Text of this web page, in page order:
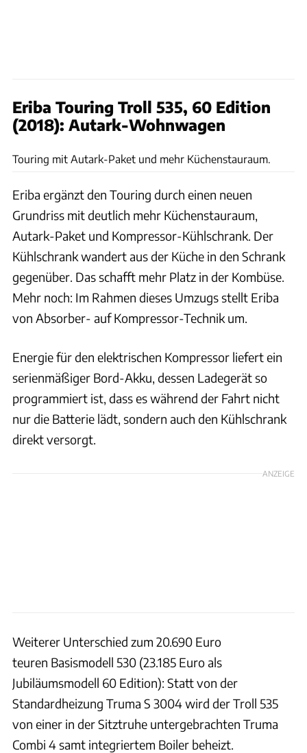
Eriba Touring Troll 535, 60 Edition
(2018): Autark-Wohnwagen
Touring mit Autark-Paket und mehr Küchenstauraum.
Eriba ergänzt den Touring durch einen neuen
Grundriss mit deutlich mehr Küchenstauraum,
Autark-Paket und Kompressor-Kühlschrank. Der
Kühlschrank wandert aus der Küche in den Schrank
gegenüber. Das schafft mehr Platz in der Kombüse.
Mehr noch: Im Rahmen dieses Umzugs stellt Eriba
von Absorber- auf Kompressor-Technik um.
Energie für den elektrischen Kompressor liefert ein
serienmäßiger Bord-Akku, dessen Ladegerät so
programmiert ist, dass es während der Fahrt nicht
nur die Batterie lädt, sondern auch den Kühlschrank
direkt versorgt.
ANZEIGE
Weiterer Unterschied zum 20.690 Euro
teuren Basismodell 530 (23.185 Euro als
Jubiläumsmodell 60 Edition): Statt von der
Standardheizung Truma S 3004 wird der Troll 535
von einer in der Sitztruhe untergebrachten Truma
Combi 4 samt integriertem Boiler beheizt.